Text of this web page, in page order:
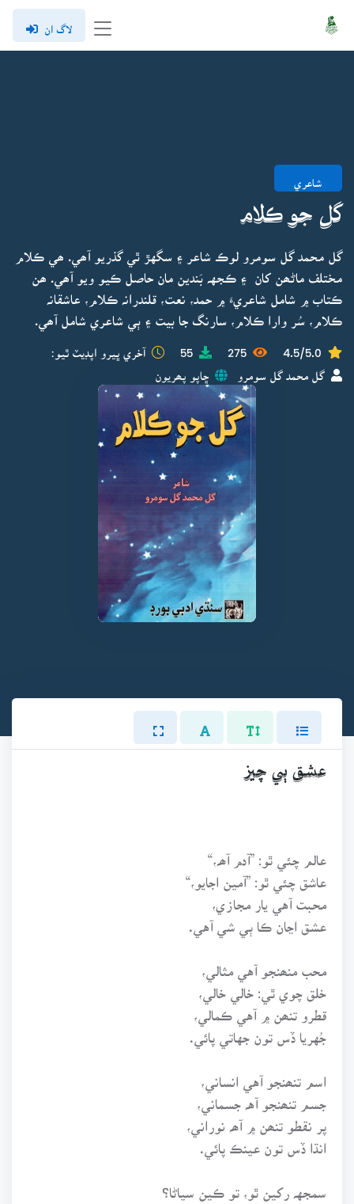
لاگ ان
شاعري
گل جو ڪلام
گل محمد گل سومرو لوڪ شاعر ۽ سگهڙ ٿي گذريو آھي. ھي ڪلام
مختلف ماڻھن کان ۽ ڪجهہ بَندين مان حاصل ڪيو ويو آھي. ھن
ڪتاب ۾ شامل شاعريءَ ۾ حمد، نعت، قلندرانہ ڪلام، عاشقانہ
ڪلام، سُر وارا ڪلام، سارنگ جا بيت ۽ ٻي شاعري شامل آھي.
4.5/5.0
275
55 آخري ڀيرو اپڊيٽ ٿيو:
گل محمد گل سومرو ڇاپو پھريون
عشق ٻي چيز
عالم چئي ٿو: ”آدم آھہ،“
عاشق چئي ٿو: ”آمين اجايو،“
محبت آهي يار مجازي،
عشق اڃان ڪا ٻي شي آهي.
محب منھنجو آهي مثالي،
خلق چوي ٿي: خالي خالي،
قطرو تنھن ۾ آهي ڪمالي،
جُهريا ڏس تون جهاتي پائي.
اسم تنھنجو آهي انساني،
جسم تنھنجو آهہ جسماني،
پر نقطو تنھن ۾ آھہ نوراني،
انڌا ڏس تون عينڪ پائي.
سمجهہ رکين ٿو، تو ڪين سياڻا؟